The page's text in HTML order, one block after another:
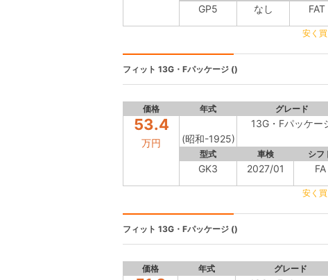
GP5 なし FAT
安く
フィット 13G・Fパッケージ ()
価格 年式 グレード
53.4
万円 (昭和-1925)
13G・Fパッケー
型式 車検 シフ
GK3 2027/01 FA
安く
フィット 13G・Fパッケージ ()
価格 年式 グレード